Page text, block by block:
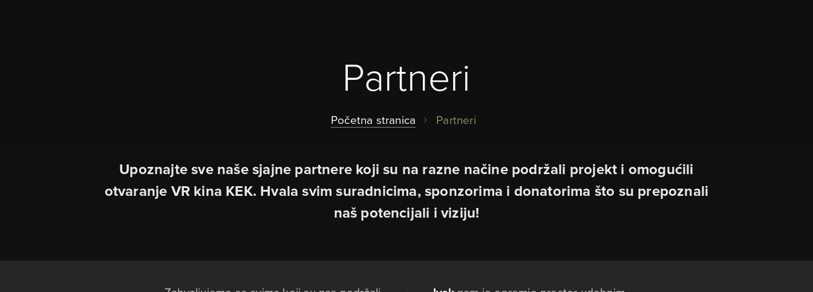
Partneri
Početna stranica Partneri
Upoznajte sve naše sjajne partnere koji su na razne načine podržali projekt i omogućili
otvaranje VR kina KEK. Hvala svim suradnicima, sponzorima i donatorima što su prepoznali
naš potencijali i viziju!